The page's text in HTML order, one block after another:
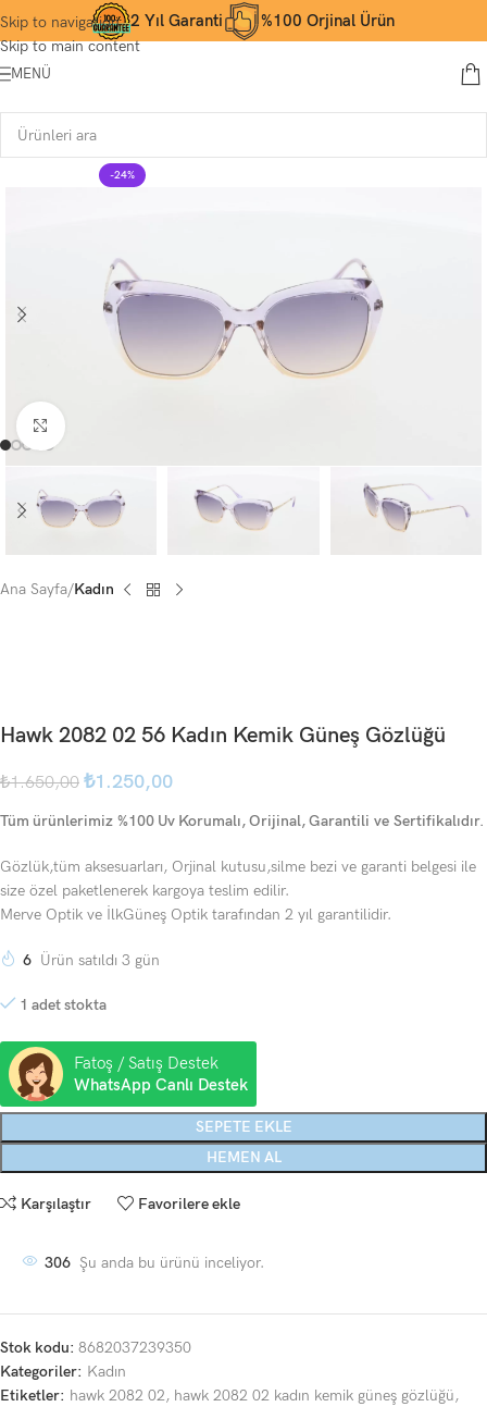
Skip to navigation
Skip to main content
2 Yıl Garanti %100 Orjinal Ürün
MENÜ
-24%
Büyütmek için tıklayın
Ana Sayfa Kadın
Hawk 2082 02 56 Kadın Kemik Güneş Gözlüğü
₺1.650,00 ₺1.250,00
Tüm ürünlerimiz %100 Uv Korumalı, Orijinal, Garantili ve Sertifikalıdır.
Gözlük,tüm aksesuarları, Orjinal kutusu,silme bezi ve garanti belgesi ile
size özel paketlenerek kargoya teslim edilir.
Merve Optik ve İlkGüneş Optik tarafından 2 yıl garantilidir.
6 Ürün satıldı 3 gün
1 adet stokta
Fatoş / Satış Destek
WhatsApp Canlı Destek
SEPETE EKLE
HEMEN AL
Karşılaştır Favorilere ekle
306 Şu anda bu ürünü inceliyor.
Stok kodu: 8682037239350
Kategoriler: Kadın
Etiketler: hawk 2082 02, hawk 2082 02 kadın kemik güneş gözlüğü,